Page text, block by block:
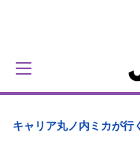
キャリア丸ノ内ミカが行